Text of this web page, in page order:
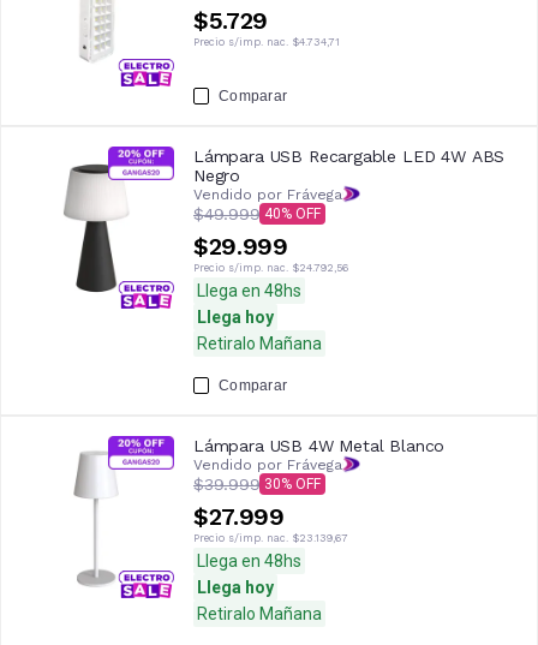
$5.729
Precio s/imp. nac. $4.734,71
Comparar
Lámpara USB Recargable LED 4W ABS
Negro
Vendido por Frávega
$49.999 40
$29.999
Precio s/imp. nac. $24.792,56
Llega en 48hs
Llega hoy
Retiralo Mañana
Comparar
Lámpara USB 4W Metal Blanco
Vendido por Frávega
$39.999 30
$27.999
Precio s/imp. nac. $23.139,67
Llega en 48hs
Llega hoy
Retiralo Mañana